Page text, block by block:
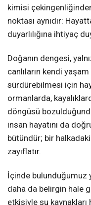
kimisi
noktası aynıdır:
duyarlılığına ihtiyaç
Doğanın dengesi,
canlıların kendi yaşam
sürdürebilmesi için
ormanlarda,
döngüsü
insan hayatını da
bütündür; bir
zayıflatır.
İçinde bulunduğumuz
daha da belirgin hale
etkisiyle su kaynakları